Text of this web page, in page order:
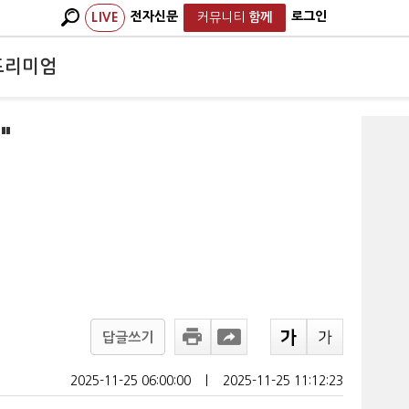
LIVE 전자신문 커뮤니티 함께 로그인
리미엄
답글쓰기
2025-11-25 06:00:00 2025-11-25 11:12:23